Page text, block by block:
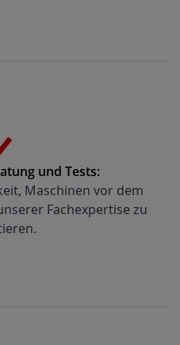
und Tests:
Maschinen vor dem
Fachexpertise zu